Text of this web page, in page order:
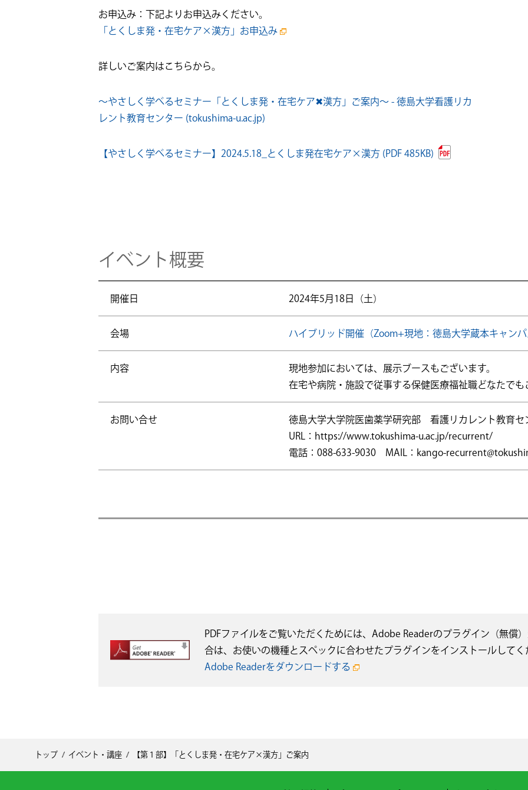
お申込み：下記よりお申込みください。
「とくしま発・在宅ケア×漢方」お申込み
詳しいご案内はこちらから。
～やさしく学べるセミナー「とくしま発・在宅ケア✖漢方」ご案内～ - 徳島大学看護リカ
レント教育センター (tokushima-u.ac.jp)
【やさしく学べるセミナー】2024.5.18_とくしま発在宅ケア×漢方 (PDF 485KB)
イベント概要
開催日 2024年5月18日（土）
会場 ハイブリッド開催（Zoom+現地：徳島大学蔵本キャンパ
内容
現地参加においては、展示ブースもございます。
在宅や病院・施設で従事する保健医療福祉職どなたでも
お問い合せ
徳島大学大学院医歯薬学研究部 看護リカレント教育セ
URL：https://www.tokushima-u.ac.jp/recurrent/
電話：088-633-9030 MAIL：kango-
PDFファイルをご覧いただくためには、Adobe Readerのプラグイン（無償
合は、お使いの機種とスペックに合わせたプラグインをインストールしてく
Adobe Readerをダウンロードする
トップ イベント・講座 【第１部】「とくしま発・在宅ケア×漢方」ご案内